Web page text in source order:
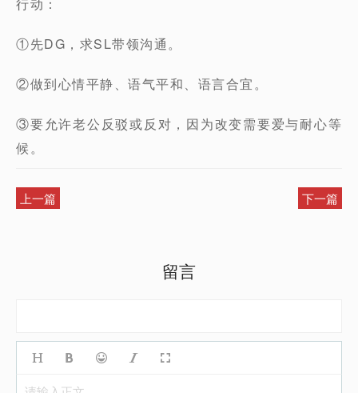
①先DG，求SL带领沟通。
②做到心情平静、语气平和、语言合宜。
③要允许老公反驳或反对，因为改变需要爱与耐心等
候。
上一篇 下一篇
留言